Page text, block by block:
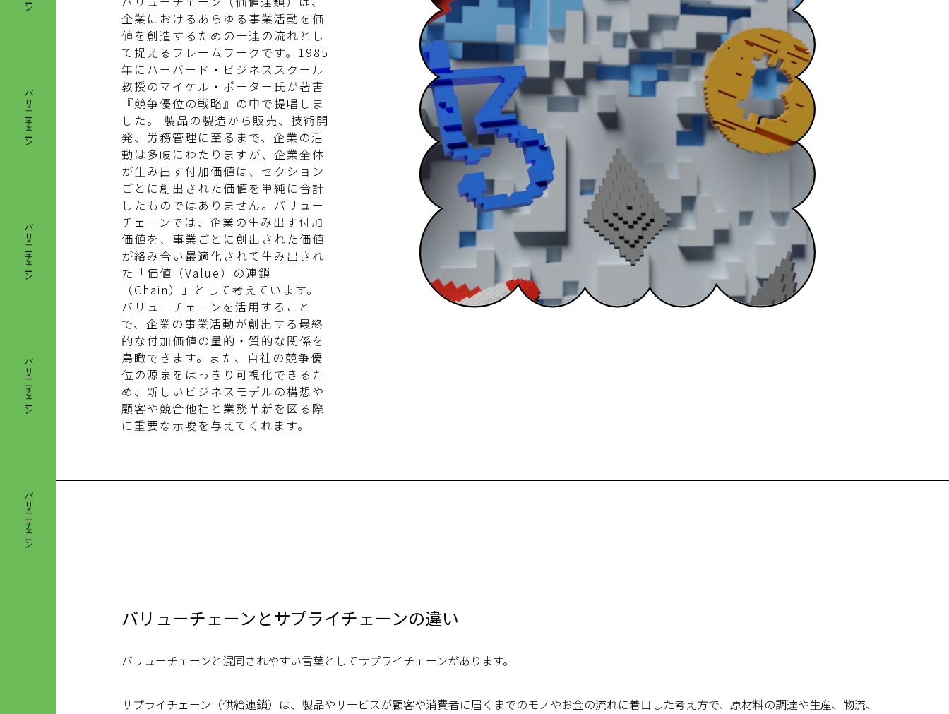
バリューチェーン
バリューチェーン
バリューチェーン
バリューチェーン
企業におけるあらゆる事業活動を価
値を創造するための一連の流れとし
て捉えるフレームワークです。1985
年にハーバード・ビジネススクール
教授のマイケル・ポーター氏が著書
『競争優位の戦略』の中で提唱しま
した。 製品の製造から販売、技術開
発、労務管理に至るまで、企業の活
動は多岐にわたりますが、企業全体
が生み出す付加価値は、セクション
ごとに創出された価値を単純に合計
したものではありません。バリュー
チェーンでは、企業の生み出す付加
価値を、事業ごとに創出された価値
が絡み合い最適化されて生み出され
た「価値（Value）の連鎖
（Chain）」として考えています。
バリューチェーンを活用すること
で、企業の事業活動が創出する最終
的な付加価値の量的・質的な関係を
鳥瞰できます。また、自社の競争優
位の源泉をはっきり可視化できるた
め、新しいビジネスモデルの構想や
顧客や競合他社と業務革新を図る際
に重要な示唆を与えてくれます。
バリューチェーンとサプライチェーンの違い
バリューチェーンと混同されやすい言葉としてサプライチェーンがあります。
サプライチェーン（供給連鎖）は、製品やサービスが顧客や消費者に届くまでのモノやお金の流れに着目した考え方で、原材料の調達や生産、物流、